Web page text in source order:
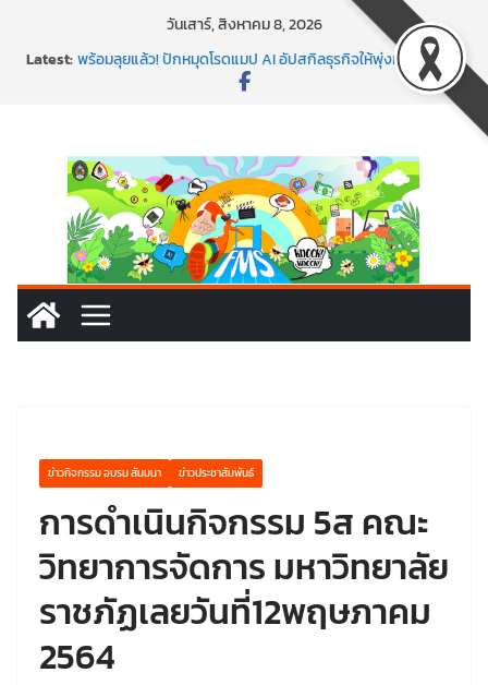
วันเสาร์, สิงหาคม 8, 2026
Latest:พร้อมลุยแล้ว! ปักหมุดโรดแมป AI อัปสกิลธุรกิจให้พุ่งทะยาน
พาธุรกิจท้องถิ่นสู่ตลาดโลก ด้วยเทคโนโลยี AI!
นอกจากเทคโนโลยีจะล้ำ หัวใจคนทำธุรกิจก็ต้องสตรอง!
ข่าวกิจกรรม อบรม สัมมนา ข่าวประชาสัมพันธ์
การดำเนินกิจกรรม 5ส คณะ
วิทยาการจัดการ มหาวิทยาลัย
ราชภัฏเลยวันที่12พฤษภาคม
2564